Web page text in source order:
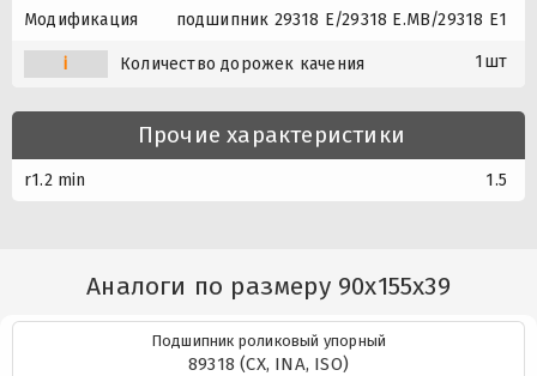
Модификация подшипник 29318 E/29318 E.MB/29318 E1
i Количество дорожек качения 1шт
Прочие характеристики
r1.2 min 1.5
Аналоги по размеру 90x155x39
Подшипник роликовый упорный
89318 (CX, INA, ISO)